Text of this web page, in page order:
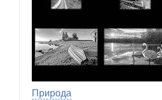
Природа